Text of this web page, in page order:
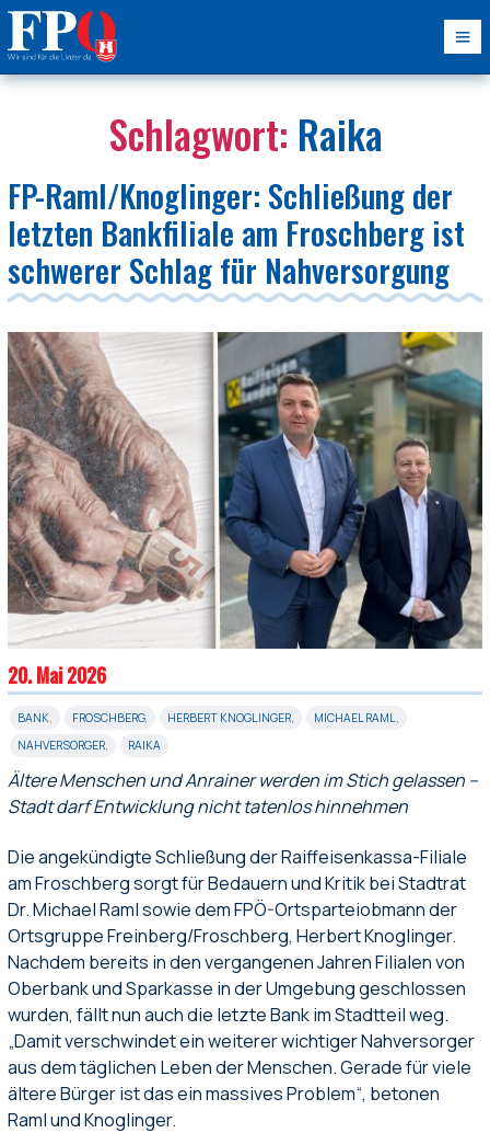
Schlagwort: Raika
FP-Raml/Knoglinger: Schließung der
letzten Bankfiliale am Froschberg ist
schwerer Schlag für Nahversorgung
20. Mai 2026
BANK, FROSCHBERG, HERBERT KNOGLINGER, MICHAEL RAML,
NAHVERSORGER, RAIKA
Ältere Menschen und Anrainer werden im Stich gelassen –
Stadt darf Entwicklung nicht tatenlos hinnehmen
Die angekündigte Schließung der Raiffeisenkassa-Filiale
am Froschberg sorgt für Bedauern und Kritik bei Stadtrat
Dr. Michael Raml sowie dem FPÖ-Ortsparteiobmann der
Ortsgruppe Freinberg/Froschberg, Herbert Knoglinger.
Nachdem bereits in den vergangenen Jahren Filialen von
Oberbank und Sparkasse in der Umgebung geschlossen
wurden, fällt nun auch die letzte Bank im Stadtteil weg.
„Damit verschwindet ein weiterer wichtiger Nahversorger
aus dem täglichen Leben der Menschen. Gerade für viele
ältere Bürger ist das ein massives Problem“, betonen
Raml und Knoglinger.